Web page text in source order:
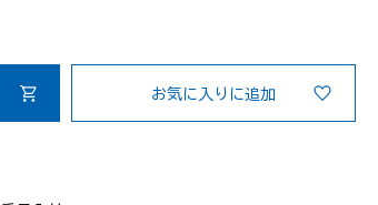
お気に入りに追加